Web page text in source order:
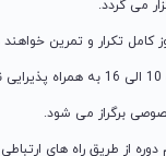
برگراز می شود.